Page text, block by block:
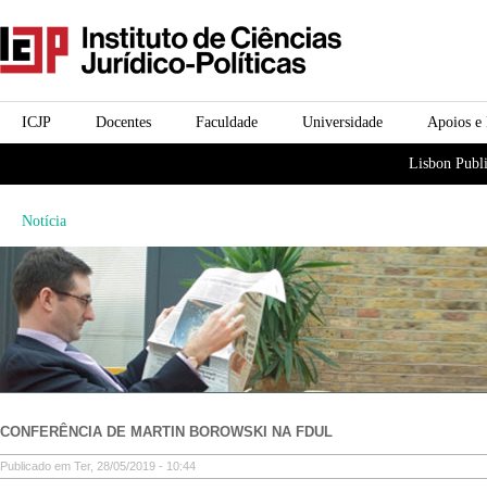
principal
icjp
menu-institucional Apoios e
Universidade
Faculdade
Docentes
ICJP
Lisbon
Notícia
CONFERÊNCIA DE MARTIN BOROWSKI NA FDUL
Publicado em Ter, 28/05/2019 - 10:44